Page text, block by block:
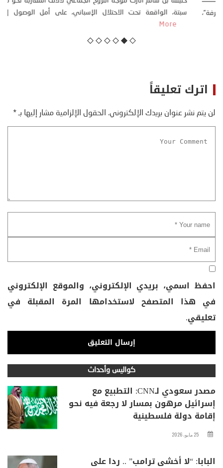
كتب: منذر بالضيافي بدأت قصتي مع التغييرات المناخية ” المتطرفة”،
منذ نهاية ثمانينات القرن الماضي، حين أطردنا ...
اترك تعليقاً
لن يتم نشر عنوان بريدك الإلكتروني. الحقول الإلزامية مشار إليها بـ*
احفظ اسمي، بريدي الإلكتروني، والموقع الإلكتروني
في هذا المتصفح لاستخدامها المرة المقبلة في
تعليقي.
كواليس وأحداث
مصدر سعودي لـCNN: التطبيع مع
إسرائيل مرهون بمسار لا رجعة فيه نحو
إقامة دولة فلسطينية
25 مايو، 2026
البابا: “لا أخشى ترامب” .. ردا على